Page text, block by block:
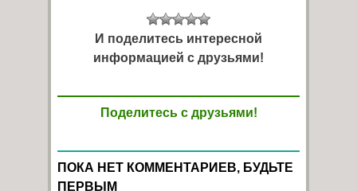
И поделитесь интересной
информацией с друзьями!
Поделитесь с друзьями!
ПОКА НЕТ КОММЕНТАРИЕВ, БУДЬТЕ
ПЕРВЫМ